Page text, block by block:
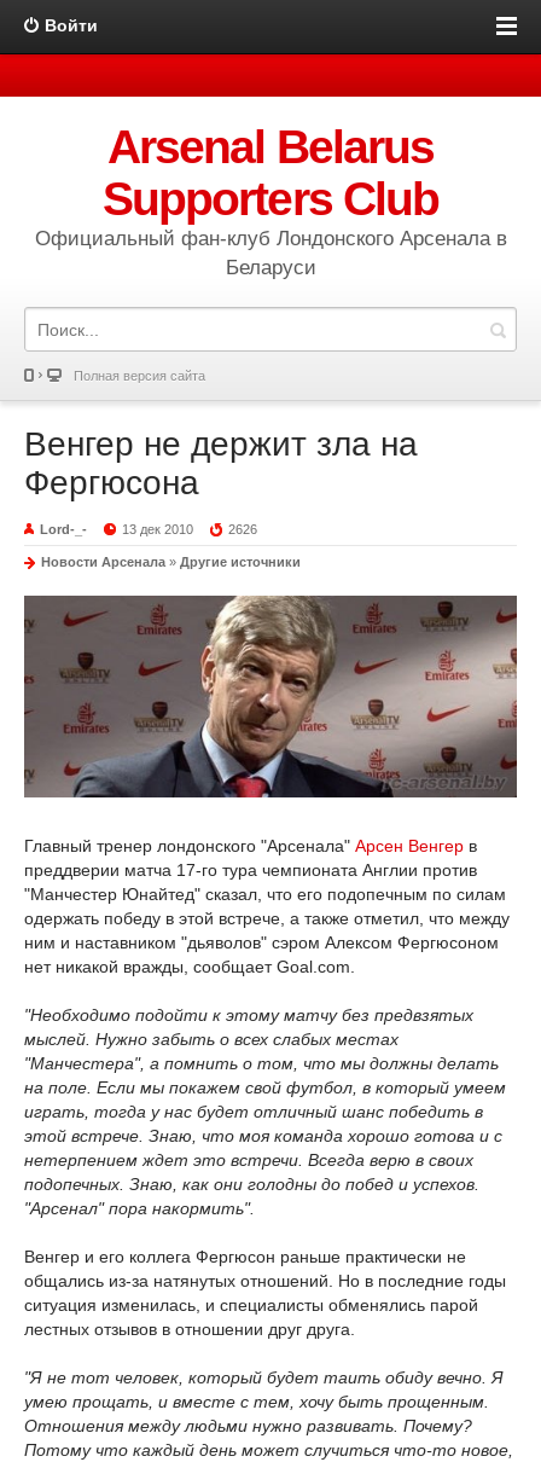
Войти
Arsenal Belarus
Supporters Club
Официальный фан-клуб Лондонского Арсенала в
Беларуси
Полная версия сайта
Венгер не держит зла на
Фергюсона
Lord-_- 13 дек 2010 2626
Новости Арсенала » Другие источники
Главный тренер лондонского "Арсенала" Арсен Венгер в
преддверии матча 17-го тура чемпионата Англии против
"Манчестер Юнайтед" сказал, что его подопечным по силам
одержать победу в этой встрече, а также отметил, что между
ним и наставником "дьяволов" сэром Алексом Фергюсоном
нет никакой вражды, сообщает Goal.com.
"Необходимо подойти к этому матчу без предвзятых
мыслей. Нужно забыть о всех слабых местах
"Манчестера", а помнить о том, что мы должны делать
на поле. Если мы покажем свой футбол, в который умеем
играть, тогда у нас будет отличный шанс победить в
этой встрече. Знаю, что моя команда хорошо готова и с
нетерпением ждет это встречи. Всегда верю в своих
подопечных. Знаю, как они голодны до побед и успехов.
"Арсенал" пора накормить".
Венгер и его коллега Фергюсон раньше практически не
общались из-за натянутых отношений. Но в последние годы
ситуация изменилась, и специалисты обменялись парой
лестных отзывов в отношении друг друга.
"Я не тот человек, который будет таить обиду вечно. Я
умею прощать, и вместе с тем, хочу быть прощенным.
Отношения между людьми нужно развивать. Почему?
Потому что каждый день может случиться что-то новое,